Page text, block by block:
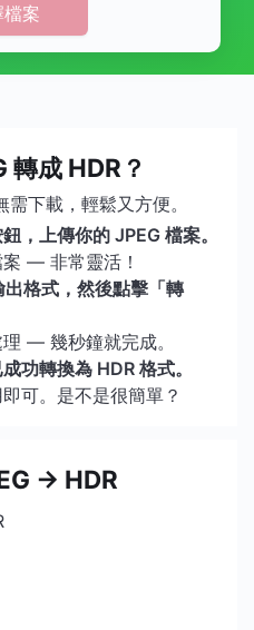
檔案
轉成 HDR？
下載，輕鬆又方便。
，上傳你的 JPEG 檔案。
— 非常靈活！
格式，然後點擊「轉
— 幾秒鐘就完成。
功轉換為 HDR 格式。
可。是不是很簡單？
→ HDR